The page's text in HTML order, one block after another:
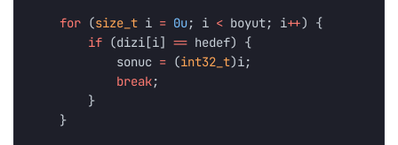
for (size_t i = 0u; i < boyut; i++)
{
if (dizi [i] == hedef)
{
sonuc = (int32_t)i;
break;
}
}